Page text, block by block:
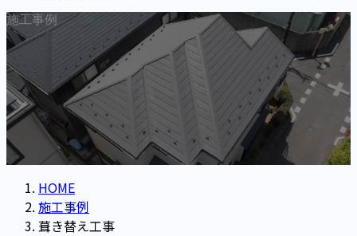
施工事例
HOME
施工事例
葺き替え工事